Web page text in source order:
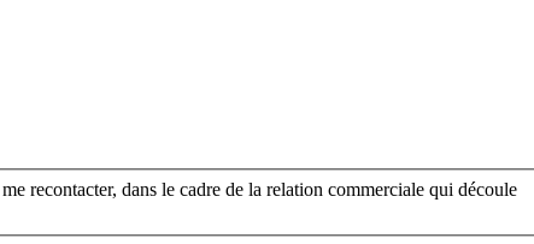
recontacter, dans le cadre de la relation commerciale qui découle